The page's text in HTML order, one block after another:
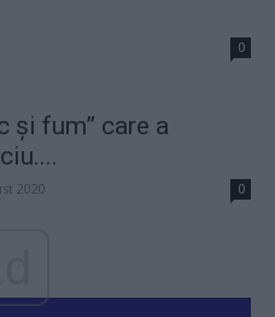
0
și fum” care a
2020 0